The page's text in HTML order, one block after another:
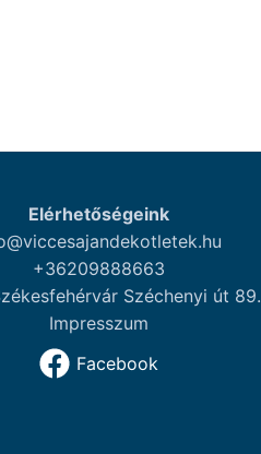
Elérhetőségeink
+36209888663
Széchenyi út 89.
Impresszum
Facebook